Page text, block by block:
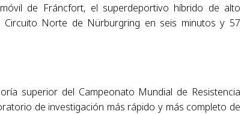
de Fráncfort, el superdeportivo híbrido de alto
Norte de Nürburgring en seis minutos y 57
superior del Campeonato Mundial de Resistencia
de investigación más rápido y más completo de